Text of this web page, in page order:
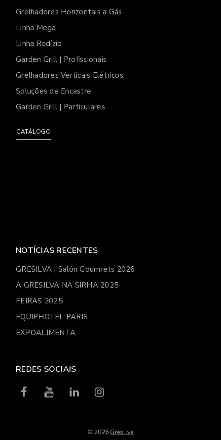
Grelhadores Horizontais a Gás
Linha Mega
Linha Rodízio
Garden Grill | Profissionais
Grelhadores Verticais Elétricos
Soluções de Encastre
Garden Grill | Particulares
CATÁLOGO
NOTÍCIAS RECENTES
GRESILVA | Salón Gourmets 2026
A GRESILVA NA SIRHA 2025
FEIRAS 2025
EQUIPHOTEL PARIS
EXPOALIMENTA
REDES SOCIAIS
© 2026 Gresilva